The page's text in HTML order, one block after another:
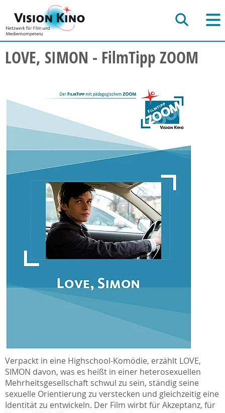
LOVE, SIMON - FilmTipp ZOOM
Verpackt in eine Highschool-Komödie, erzählt LOVE,
SIMON davon, was es heißt in einer heterosexuellen
Mehrheitsgesellschaft schwul zu sein, ständig seine
sexuelle Orientierung zu verstecken und gleichzeitig eine
Identität zu entwickeln. Der Film wirbt für Akzeptanz, für